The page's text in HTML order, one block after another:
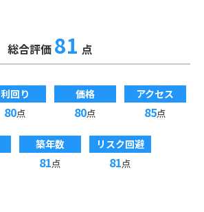
総合評価 81 点
利回り
80点
価格
80点
アクセス
85点
築年数
81点
リスク回避
81点